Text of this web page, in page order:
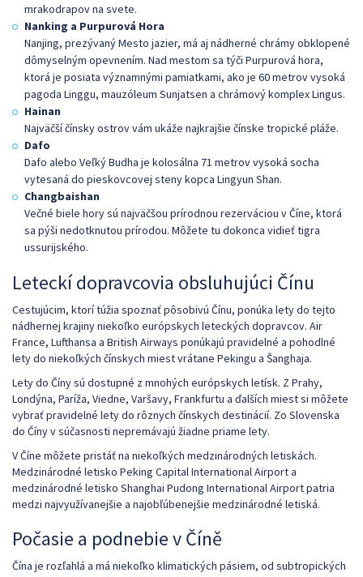
mrakodrapov na svete.
Nanking a Purpurová Hora
Nanjing, prezývaný Mesto jazier, má aj nádherné chrámy obklopené
dômyselným opevnením. Nad mestom sa týči Purpurová hora,
ktorá je posiata významnými pamiatkami, ako je 60 metrov vysoká
pagoda Linggu, mauzóleum Sunjatsen a chrámový komplex Lingus.
Hainan
Najväčší čínsky ostrov vám ukáže najkrajšie čínske tropické pláže.
Dafo
Dafo alebo Veľký Budha je kolosálna 71 metrov vysoká socha
vytesaná do pieskovcovej steny kopca Lingyun Shan.
Changbaishan
Večné biele hory sú najväčšou prírodnou rezerváciou v Číne, ktorá
sa pýši nedotknutou prírodou. Môžete tu dokonca vidieť tigra
ussurijského.
Leteckí dopravcovia obsluhujúci Čínu
Cestujúcim, ktorí túžia spoznať pôsobivú Čínu, ponúka lety do tejto
nádhernej krajiny niekoľko európskych leteckých dopravcov. Air
France, Lufthansa a British Airways ponúkajú pravidelné a pohodlné
lety do niekoľkých čínskych miest vrátane Pekingu a Šanghaja.
Lety do Číny sú dostupné z mnohých európskych letísk. Z Prahy,
Londýna, Paríža, Viedne, Varšavy, Frankfurtu a ďalších miest si môžete
vybrať pravidelné lety do rôznych čínskych destinácií. Zo Slovenska
do Číny v súčasnosti nepremávajú žiadne priame lety.
V Číne môžete pristáť na niekoľkých medzinárodných letiskách.
Medzinárodné letisko Peking Capital International Airport a
medzinárodné letisko Shanghai Pudong International Airport patria
medzi najvyužívanejšie a najobľúbenejšie medzinárodné letiská.
Počasie a podnebie v Číně
Čína je rozľahlá a má niekoľko klimatických pásiem, od subtropických